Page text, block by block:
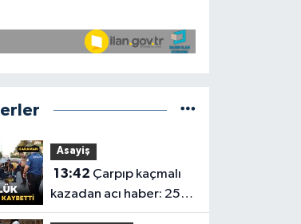
Asayiş
13:42
kazadan acı haber: 25
günlük yaşam savaşını